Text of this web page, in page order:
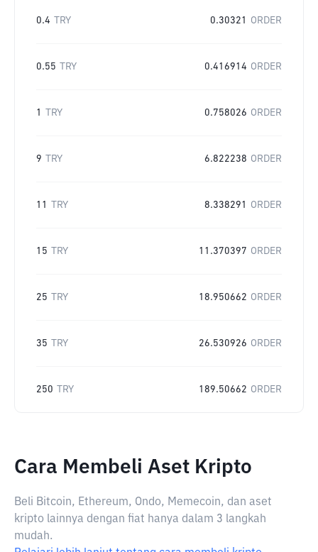
0.4 TRY 0.30321 ORDER
0.55 TRY 0.416914 ORDER
1 TRY 0.758026 ORDER
9 TRY 6.822238 ORDER
11 TRY 8.338291 ORDER
15 TRY 11.370397 ORDER
25 TRY 18.950662 ORDER
35 TRY 26.530926 ORDER
250 TRY 189.50662 ORDER
Cara Membeli Aset Kripto
Beli Bitcoin, Ethereum, Ondo, Memecoin, dan aset
kripto lainnya dengan fiat hanya dalam 3 langkah
mudah.